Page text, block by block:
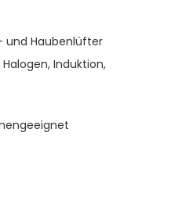
und Haubenlüfter
Halogen, Induktion,